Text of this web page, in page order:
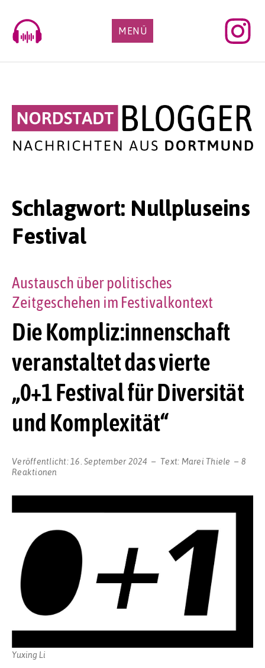
content
MENÜ
Schlagwort: Nullpluseins
Festival
Die Kompliz:innenschaft
veranstaltet das vierte
„0+1 Festival für Diversität
und Komplexität“
Austausch über politisches
Zeitgeschehen im Festivalkontext
Veröffentlicht: 16. September 2024 Text: Marei Thiele
8
Reaktionen
Yuxing Li